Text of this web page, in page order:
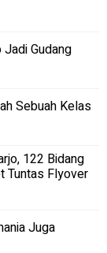
Gudang
Sebuah Kelas
122 Bidang
Tuntas Flyover
Juga